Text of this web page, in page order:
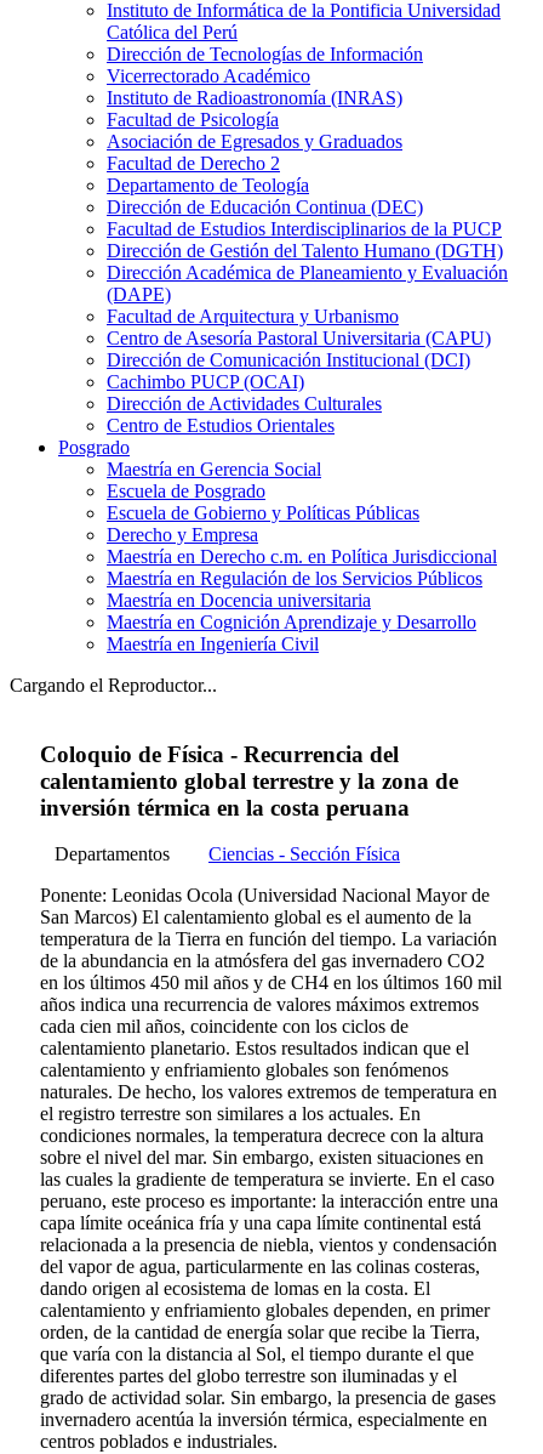
Instituto de Informática de la Pontificia Universidad
Católica del Perú
Dirección de Tecnologías de Información
Vicerrectorado Académico
Instituto de Radioastronomía (INRAS)
Facultad de Psicología
Asociación de Egresados y Graduados
Facultad de Derecho 2
Departamento de Teología
Dirección de Educación Continua (DEC)
Facultad de Estudios Interdisciplinarios de la PUCP
Dirección de Gestión del Talento Humano (DGTH)
Dirección Académica de Planeamiento y Evaluación
(DAPE)
Facultad de Arquitectura y Urbanismo
Centro de Asesoría Pastoral Universitaria (CAPU)
Dirección de Comunicación Institucional (DCI)
Cachimbo PUCP (OCAI)
Dirección de Actividades Culturales
Centro de Estudios Orientales
Posgrado
Maestría en Gerencia Social
Escuela de Posgrado
Escuela de Gobierno y Políticas Públicas
Derecho y Empresa
Maestría en Derecho c.m. en Política Jurisdiccional
Maestría en Regulación de los Servicios Públicos
Maestría en Docencia universitaria
Maestría en Cognición Aprendizaje y Desarrollo
Maestría en Ingeniería Civil
Cargando el Reproductor...
Coloquio de Física - Recurrencia del
calentamiento global terrestre y la zona de
inversión térmica en la costa peruana
Departamentos
Ciencias - Sección Física
Ponente: Leonidas Ocola (Universidad Nacional Mayor de
San Marcos) El calentamiento global es el aumento de la
temperatura de la Tierra en función del tiempo. La variación
de la abundancia en la atmósfera del gas invernadero CO2
en los últimos 450 mil años y de CH4 en los últimos 160 mil
años indica una recurrencia de valores máximos extremos
cada cien mil años, coincidente con los ciclos de
calentamiento planetario. Estos resultados indican que el
calentamiento y enfriamiento globales son fenómenos
naturales. De hecho, los valores extremos de temperatura en
el registro terrestre son similares a los actuales. En
condiciones normales, la temperatura decrece con la altura
sobre el nivel del mar. Sin embargo, existen situaciones en
las cuales la gradiente de temperatura se invierte. En el caso
peruano, este proceso es importante: la interacción entre una
capa límite oceánica fría y una capa límite continental está
relacionada a la presencia de niebla, vientos y condensación
del vapor de agua, particularmente en las colinas costeras,
dando origen al ecosistema de lomas en la costa. El
calentamiento y enfriamiento globales dependen, en primer
orden, de la cantidad de energía solar que recibe la Tierra,
que varía con la distancia al Sol, el tiempo durante el que
diferentes partes del globo terrestre son iluminadas y el
grado de actividad solar. Sin embargo, la presencia de gases
invernadero acentúa la inversión térmica, especialmente en
centros poblados e industriales.